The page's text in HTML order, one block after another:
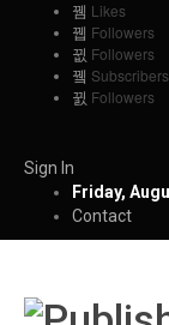
Likes
Followers
Followers
Subscribers
Followers
Sign In
Friday,
Contact